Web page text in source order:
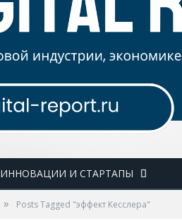
ИННОВАЦИИ И СТАРТАПЫ
» Posts Tagged "эффект Кесслера"